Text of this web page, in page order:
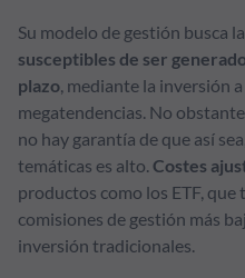
Su modelo de gestión busca
susceptibles de ser
plazo, mediante la inversión
megatendencias. No
no hay garantía de que así
temáticas es alto.Costes
productos como los ETF,
comisiones de gestión más
inversión tradicionales.